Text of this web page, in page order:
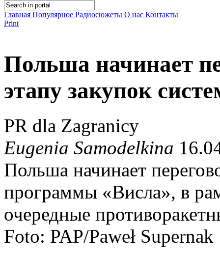
Главная Популярное Радиосюжеты О нас Контакты
Print
Польша начинает
этапу закупок
PR dla Zagranicy
Eugenia Samodelkina
Польша начинает
программы «Висла», в
очередные
Foto: PAP/Paweł Supernak